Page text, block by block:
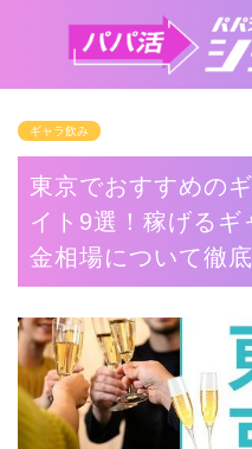
ギャラ飲み
東京でおすすめの
イト9選！稼げるギ
金相場について徹底